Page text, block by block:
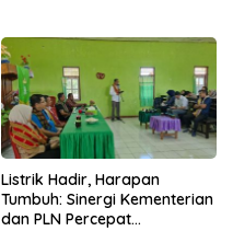
Listrik Hadir, Harapan
Tumbuh: Sinergi Kementerian
dan PLN Percepat